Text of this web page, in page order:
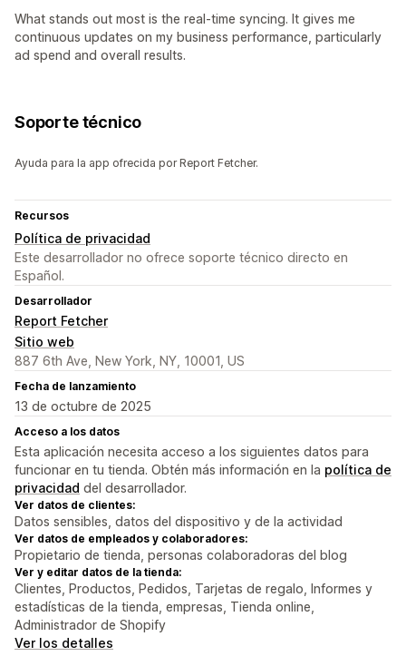
What stands out most is the real-time syncing. It gives me
continuous updates on my business performance, particularly
ad spend and overall results.
Soporte técnico
Ayuda para la app ofrecida por Report Fetcher.
Recursos
Política de privacidad
Este desarrollador no ofrece soporte técnico directo en
Español.
Desarrollador
Report Fetcher
Sitio web
887 6th Ave, New York, NY, 10001, US
Fecha de lanzamiento
13 de octubre de 2025
Acceso a los datos
Esta aplicación necesita acceso a los siguientes datos para
funcionar en tu tienda. Obtén más información en la política de
privacidad del desarrollador.
Ver datos de clientes:
Datos sensibles, datos del dispositivo y de la actividad
Ver datos de empleados y colaboradores:
Propietario de tienda, personas colaboradoras del blog
Ver y editar datos de la tienda:
Clientes, Productos, Pedidos, Tarjetas de regalo, Informes y
estadísticas de la tienda, empresas, Tienda online,
Administrador de Shopify
Ver los detalles